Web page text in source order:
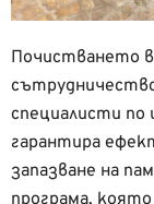
Почистването
специалисти по
гарантира
запазване на
програма,